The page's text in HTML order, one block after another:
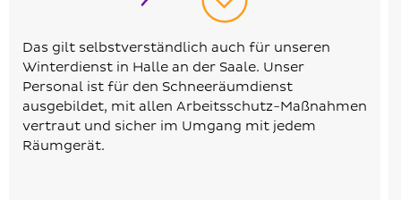
Das gilt selbstverständlich auch für unseren
Winterdienst in Halle an der Saale. Unser
Personal ist für den Schneeräumdienst
ausgebildet, mit allen Arbeitsschutz-Maßnahmen
vertraut und sicher im Umgang mit jedem
Räumgerät.